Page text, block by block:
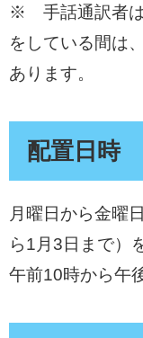
※ 手話通訳者は
をしている間は
あります。
配置日時
月曜日から金曜
ら1月3日まで）
午前10時から午